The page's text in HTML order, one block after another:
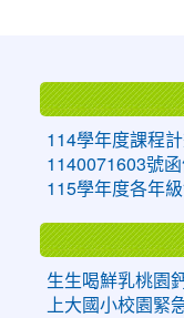
114學年度課程
1140071603號
115學年度各年
生生喝鮮乳桃園
上大國小校園緊